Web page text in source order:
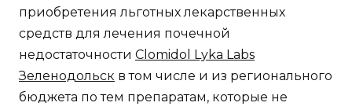
приобретения льготных лекарственных
средств для лечения почечной
недостаточности Clomidol Lyka Labs
Зеленодольск в том числе и из регионального
бюджета по тем препаратам, которые не